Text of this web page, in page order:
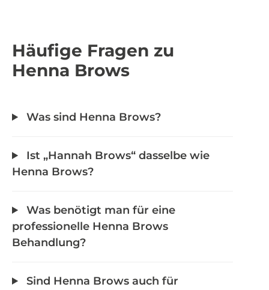
Häufige Fragen zu
Henna Brows
Was sind Henna Brows?
Ist „Hannah Brows“ dasselbe wie
Henna Brows?
Was benötigt man für eine
professionelle Henna Brows
Behandlung?
Sind Henna Brows auch für